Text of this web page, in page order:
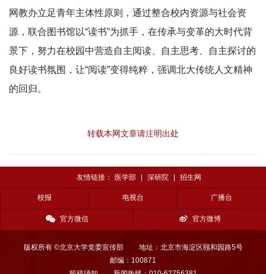
网教办立足青年主体性原则，通过整合校内资源与社会资
源，联合图书馆以“读书”为抓手，在传承与变革的大时代背
景下，努力在校园中营造自主阅读、自主思考、自主探讨的
良好读书氛围，让“阅读”变得纯粹，强调北大传统人文精神
的回归。
转载本网文章请注明出处
友情链接： 医学部 深研院 招生网
校报 电视台 广播台
官方微信 官方微博
版权所有 ©北京大学党委宣传部
地址：北京市海淀区颐和园路5号
邮编：100871